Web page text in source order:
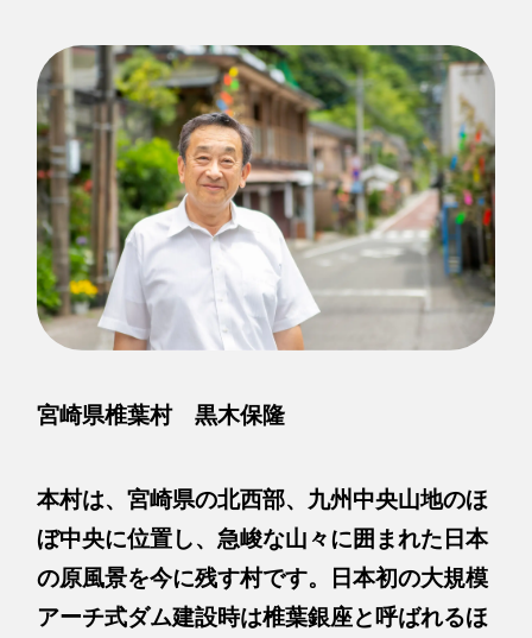
宮崎県椎葉村 黒木保隆
本村は、宮崎県の北西部、九州中央山地のほ
ぼ中央に位置し、急峻な山々に囲まれた日本
の原風景を今に残す村です。日本初の大規模
アーチ式ダム建設時は椎葉銀座と呼ばれるほ